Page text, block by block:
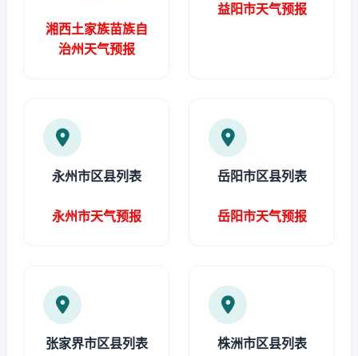
湘西土家族苗族自
治州天气预报
益阳市天气预报
永州市区县列表
永州市天气预报
岳阳市区县列表
岳阳市天气预报
张家界市区县列表 株洲市区县列表